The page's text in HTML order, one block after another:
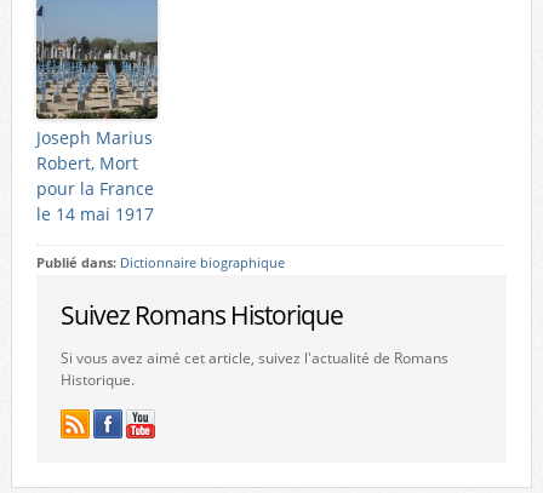
Joseph Marius
Robert, Mort
pour la France
le 14 mai 1917
Publié dans: Dictionnaire biographique
Suivez Romans Historique
Si vous avez aimé cet article, suivez l'actualité de Romans
Historique.